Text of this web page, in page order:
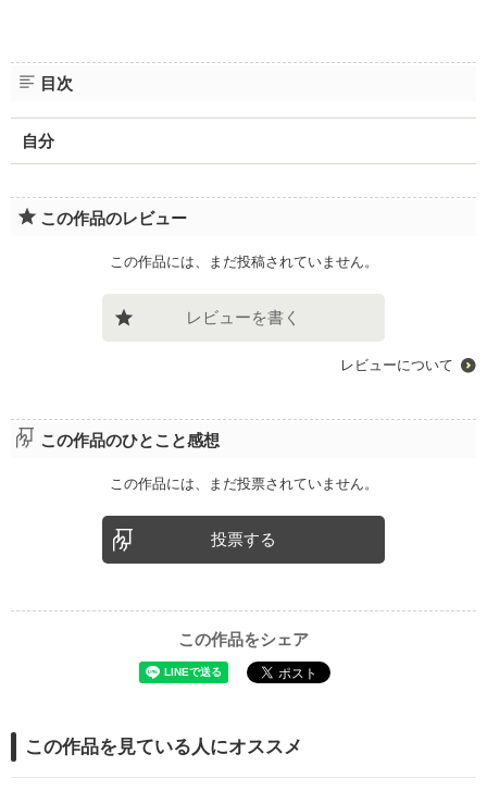
目次
自分
この作品のレビュー
この作品には、まだ投稿されていません。
レビューを書く
レビューについて
この作品のひとこと感想
この作品には、まだ投票されていません。
投票する
この作品をシェア
この作品を見ている人にオススメ